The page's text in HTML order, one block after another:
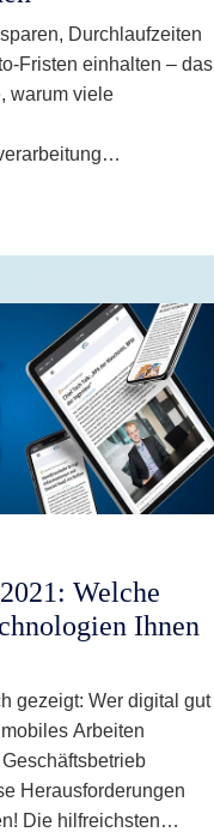
Durchlaufzeiten
Fristen einhalten – das
warum viele
Aber es gibt noch
→
Welche
Ihnen
gezeigt: Wer digital gut
Arbeiten
Herausforderungen
Die hilfreichsten